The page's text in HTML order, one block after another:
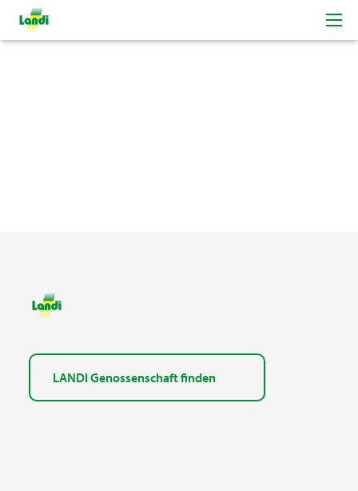
LANDI Genossenschaft finden